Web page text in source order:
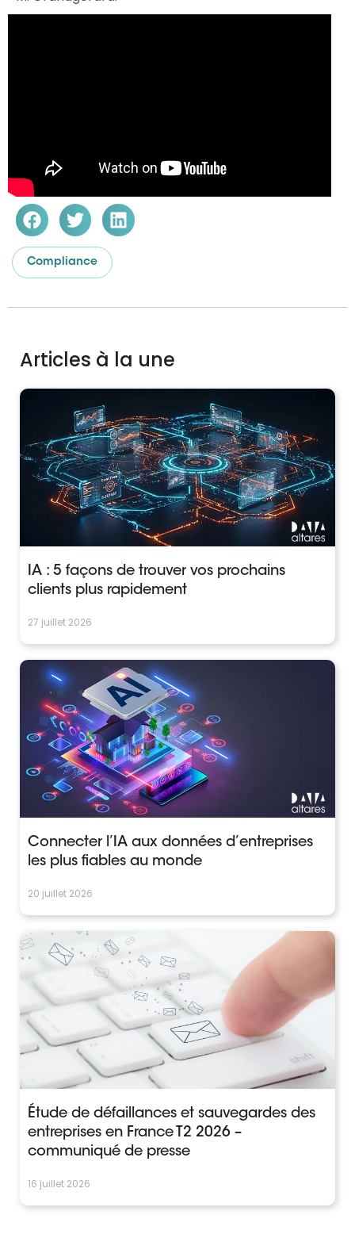
Compliance
Articles à la une
IA : 5 façons de trouver vos prochains
clients plus rapidement
27 juillet 2026
Connecter l’IA aux données d’entreprises
les plus fiables au monde
20 juillet 2026
Étude de défaillances et sauvegardes des
entreprises en France T2 2026 –
communiqué de presse
16 juillet 2026